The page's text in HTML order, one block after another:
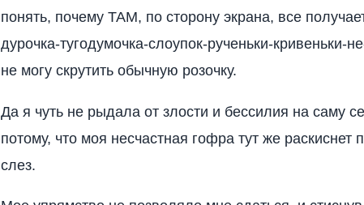
понять, почему ТАМ, по сторону экрана, все
дурочка-тугодумочка-слоупок-рученьки-кривеньки-
не могу скрутить обычную розочку.
Да я чуть не рыдала от злости и бессилия на саму
потому, что моя несчастная гофра тут же
слез.